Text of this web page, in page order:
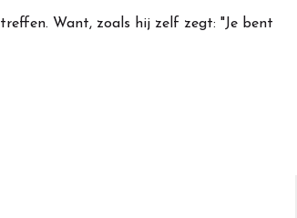
Want, zoals hij zelf zegt: "Je bent